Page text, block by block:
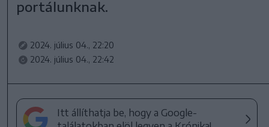
portálunknak.
2024. július 04., 22:20
2024. július 04., 22:42
Itt állíthatja be, hogy a Google-